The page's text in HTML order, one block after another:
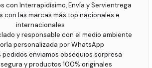
con Interrapidísimo, Envía y Servientrega
con las marcas más top nacionales e
internacionales
y responsable con el medio ambiente
personalizada por WhatsApp
pedidos enviamos obsequios sorpresa
segura y productos 100% originales